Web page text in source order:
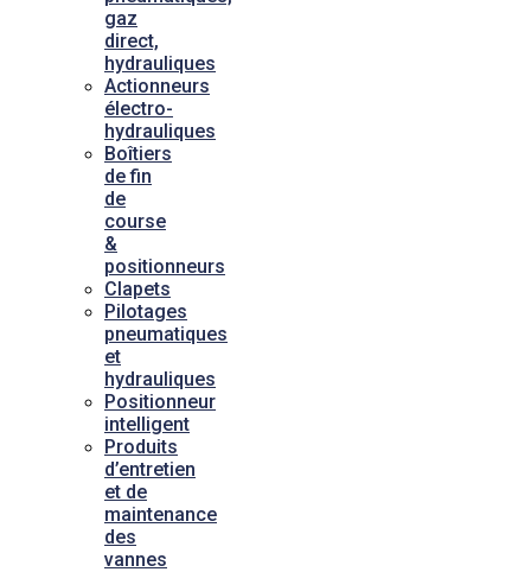
gaz
direct,
hydrauliques
Actionneurs
électro-
hydrauliques
Boîtiers
de fin
de
course
&
positionneurs
Clapets
Pilotages
pneumatiques
et
hydrauliques
Positionneur
intelligent
Produits
d’entretien
et de
maintenance
des
vannes